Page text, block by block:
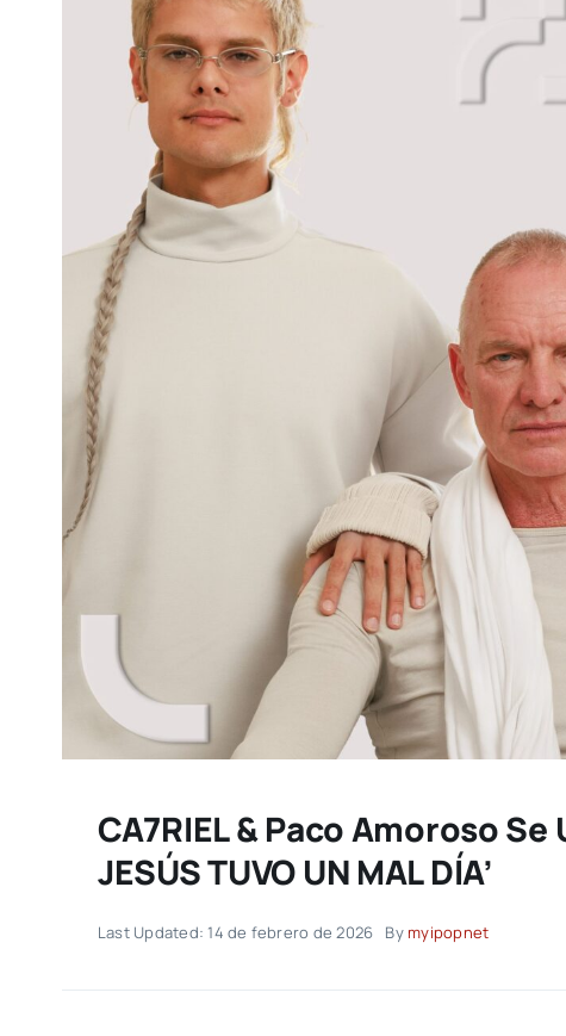
CA7RIEL & Paco Amoroso Se
JESÚS TUVO UN MAL DÍA’
Last Updated: 14 de febrero de 2026 By myipopnet